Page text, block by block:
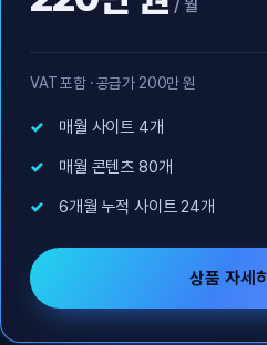
/ 월
VAT 포함 · 공급가 200만 원
매월 사이트 4개
매월 콘텐츠 80개
6개월 누적 사이트 24개
상품 자세히